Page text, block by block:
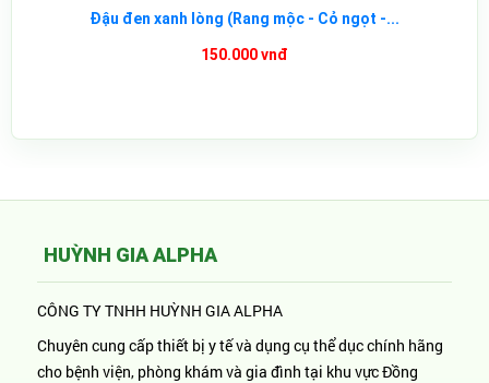
Đậu đen xanh lòng (Rang mộc - Cỏ ngọt -...
150.000 vnđ
HUỲNH GIA ALPHA
CÔNG TY TNHH HUỲNH GIA ALPHA
Chuyên cung cấp thiết bị y tế và dụng cụ thể dục chính hãng
cho bệnh viện, phòng khám và gia đình tại khu vực Đồng